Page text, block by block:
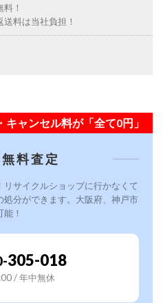
！
料は当社負担！
ャンセル料が「全て0円」
料査定
サイクルショップに行かなくて
処分ができます。大阪府、神戸市
！
305-018
/ 年中無休